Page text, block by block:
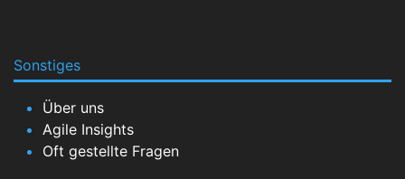
Sonstiges
Über uns
Agile Insights
Oft gestellte Fragen